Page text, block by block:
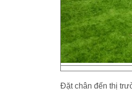
Đặt chân đến thị